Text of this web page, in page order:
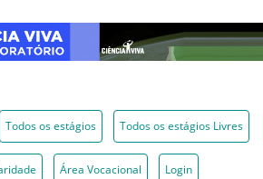
Todos os estágios Todos os estágios Livres
Área Vocacional Login